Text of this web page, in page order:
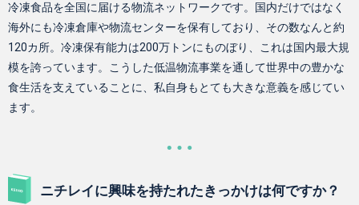
冷凍食品を全国に届ける物流ネットワークです。国内だけではなく
海外にも冷凍倉庫や物流センターを保有しており、その数なんと約
120カ所。冷凍保有能力は200万トンにものぼり、これは国内最大規
模を誇っています。こうした低温物流事業を通して世界中の豊かな
食生活を支えていることに、私自身もとても大きな意義を感じてい
ます。
ニチレイに興味を持たれたきっかけは何ですか？